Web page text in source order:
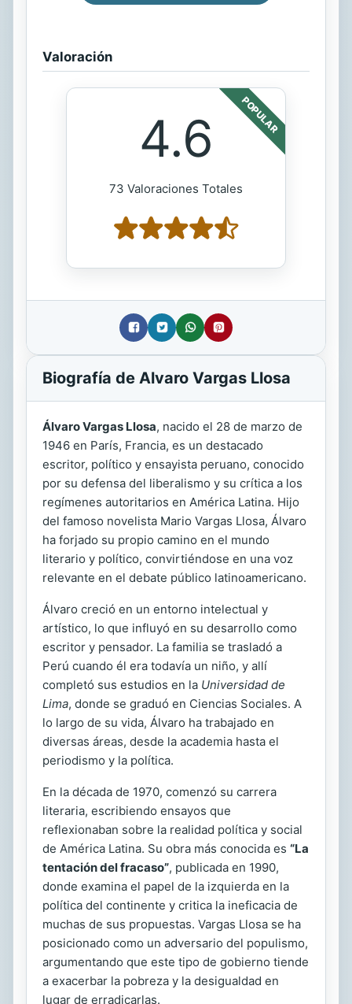
Valoración
POPULAR
4.6
73 Valoraciones Totales
Biografía de Alvaro Vargas Llosa
Álvaro Vargas Llosa, nacido el 28 de marzo de
1946 en París, Francia, es un destacado
escritor, político y ensayista peruano, conocido
por su defensa del liberalismo y su crítica a los
regímenes autoritarios en América Latina. Hijo
del famoso novelista Mario Vargas Llosa, Álvaro
ha forjado su propio camino en el mundo
literario y político, convirtiéndose en una voz
relevante en el debate público latinoamericano.
Álvaro creció en un entorno intelectual y
artístico, lo que influyó en su desarrollo como
escritor y pensador. La familia se trasladó a
Perú cuando él era todavía un niño, y allí
completó sus estudios en la Universidad de
Lima, donde se graduó en Ciencias Sociales. A
lo largo de su vida, Álvaro ha trabajado en
diversas áreas, desde la academia hasta el
periodismo y la política.
En la década de 1970, comenzó su carrera
literaria, escribiendo ensayos que
reflexionaban sobre la realidad política y social
de América Latina. Su obra más conocida es “La
tentación del fracaso”, publicada en 1990,
donde examina el papel de la izquierda en la
política del continente y critica la ineficacia de
muchas de sus propuestas. Vargas Llosa se ha
posicionado como un adversario del populismo,
argumentando que este tipo de gobierno tiende
a exacerbar la pobreza y la desigualdad en
lugar de erradicarlas.